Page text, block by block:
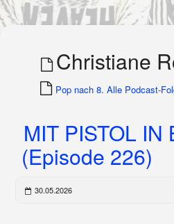
Christiane
Pop nach 8. Alle Podcast-
MIT PISTOL IN
(Episode 226)
30.05.2026